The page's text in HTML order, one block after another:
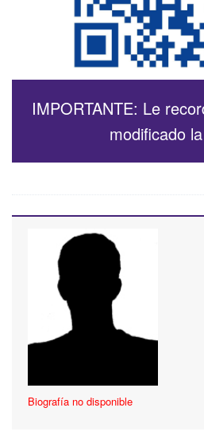
IMPORTANTE: Le
modificado
Biografía no disponible